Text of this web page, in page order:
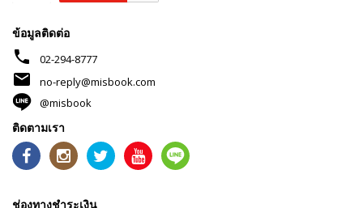
ข้อมูลติดต่อ
phone 02-294-8777
mail
no-reply@misbook.com
@misbook
ติดตามเรา
ช่องทางชำระเงิน